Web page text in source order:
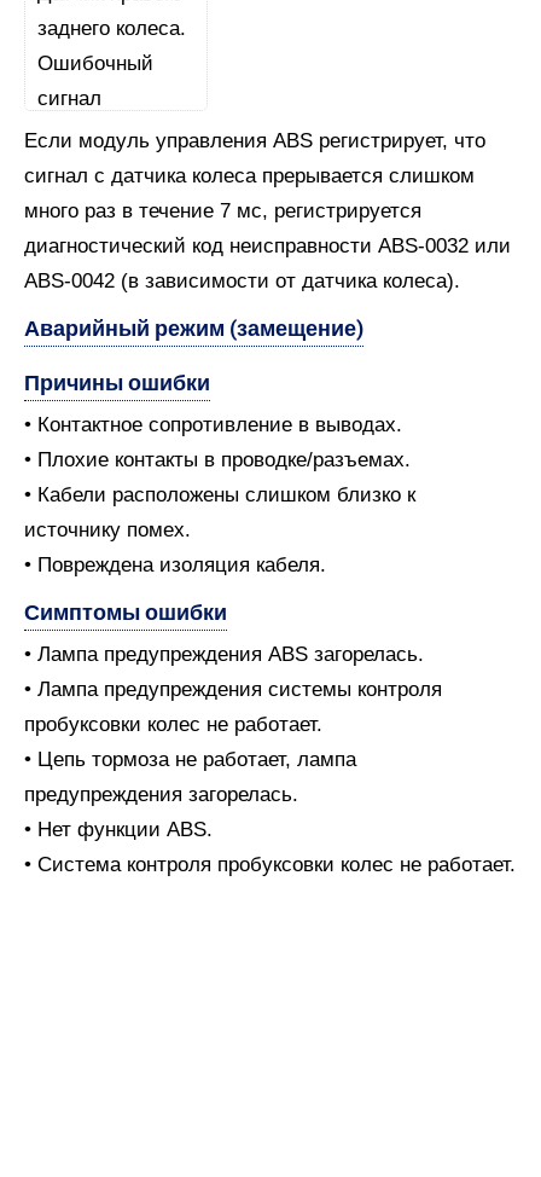
Если модуль управления ABS регистрирует, что
сигнал с датчика колеса прерывается слишком
много раз в течение 7 мс, регистрируется
диагностический код неисправности ABS-0032 или
ABS-0042 (в зависимости от датчика колеса).
Аварийный режим (замещение)
Причины ошибки
• Контактное сопротивление в выводах.
• Плохие контакты в проводке/разъемах.
• Кабели расположены слишком близко к
источнику помех.
• Повреждена изоляция кабеля.
Симптомы ошибки
• Лампа предупреждения ABS загорелась.
• Лампа предупреждения системы контроля
пробуксовки колес не работает.
• Цепь тормоза не работает, лампа
предупреждения загорелась.
• Нет функции ABS.
• Система контроля пробуксовки колес не работает.